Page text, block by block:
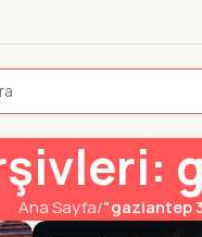
Ana Sayfa "gaziantep